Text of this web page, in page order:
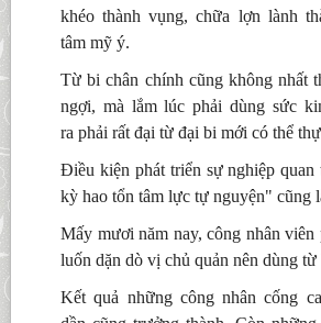
khéo thành vụng, chữa lợn lành
tâm mỹ ý.
Từ bi chân chính cũng không nhất
ngợi, mà lắm lúc phải dùng sức
ra phải rất đại từ đại bi mới có thể
Điều kiện phát triển sự nghiệp
kỳ hao tổn tâm lực tự nguyện" cũng
Mấy mươi năm nay, công nhân
luốn dặn dò vị chủ quản nên dùng từ
Kết quả những công nhân cống